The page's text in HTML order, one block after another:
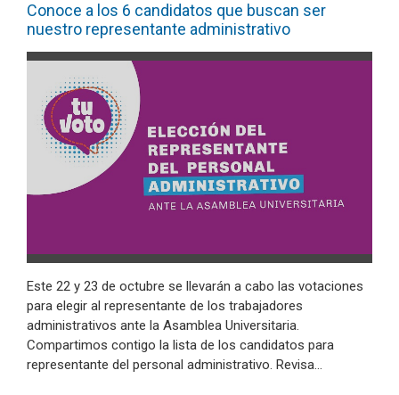
Conoce a los 6 candidatos que buscan ser
nuestro representante administrativo
Este 22 y 23 de octubre se llevarán a cabo las votaciones
para elegir al representante de los trabajadores
administrativos ante la Asamblea Universitaria.
Compartimos contigo la lista de los candidatos para
representante del personal administrativo. Revisa…